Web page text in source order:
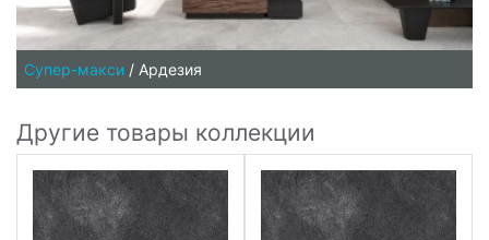
Супер-макси / Ардезия
Другие товары коллекции